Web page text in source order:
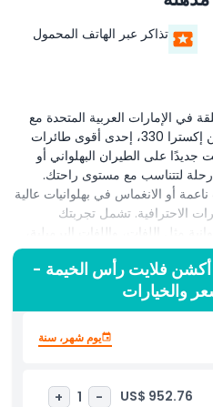
تذاكر عبر الهاتف المحمول
في الإمارات العربية المتحدة مع
تجربة أكشن فلايت المثيرة على متن إكسترا 330، إحدى أقوى طائرات
على الطيران البهلواني أو
رحلة لتتناسب مع مستوى راحتك.
أو الانغماس في بهلوانيات عالية
الاحترافية. تشمل تجربتك
مثل اللفات، واللفات البرميلية،
والطيران المقلوب، والثمانيات
الكوبية، والمزيد. تم تصميم إكسترا 330 لتحمل قوى الجي (G) القصوى،
مما يوفر مذاقًا حقيقيًا للطيران
واحد وطيار واحد، وتقلع طائرتان
لمشاركة المغامرة مع صديق أو
في عرض جوي يخطف الأنفاس،
شخص مميز، أو تدليل نفسك
أكشن فلايت رأس الخيمة -
والخيارات
يوم شهر، سنة
US$ 952.76
-
1
+